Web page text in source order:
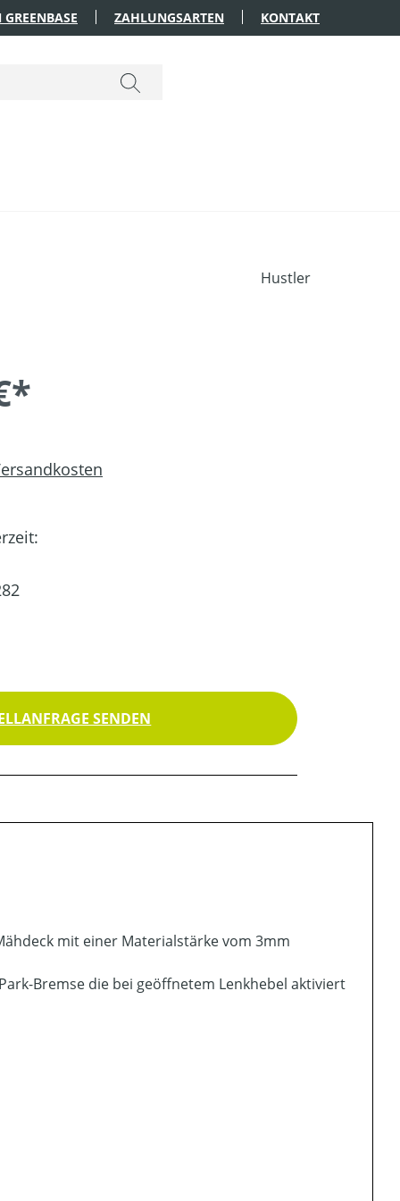
ZAHLUNGSARTEN KONTAKT
Hustler
SENDEN
mit einer Materialstärke vom 3mm
Bremse die bei geöffnetem Lenkhebel aktiviert